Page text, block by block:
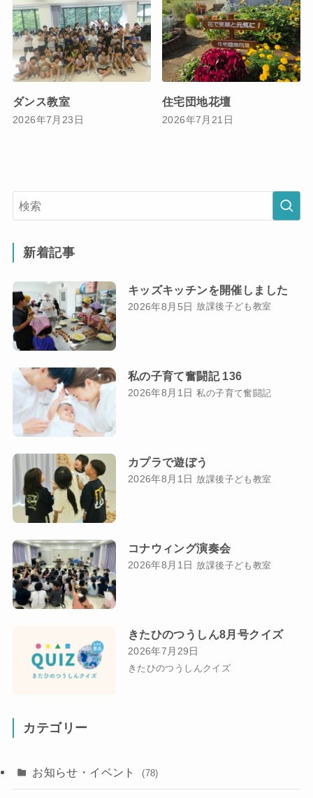
ダンス教室
2026年7月23日
住宅団地花壇
2026年7月21日
新着記事
キッズキッチンを開催しました
2026年8月5日 放課後子ども教室
私の子育て奮闘記 136
2026年8月1日 私の子育て奮闘記
カプラで遊ぼう
2026年8月1日 放課後子ども教室
コナウィング演奏会
2026年8月1日 放課後子ども教室
きたひのつうしん8月号クイズ
2026年7月29日
きたひのつうしんクイズ
カテゴリー
お知らせ・イベント (78)